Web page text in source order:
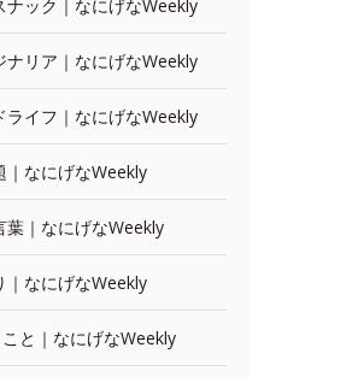
ナック｜なにげなWeekly
ナリア｜なにげなWeekly
ライフ｜なにげなWeekly
｜なにげなWeekly
葉｜なにげなWeekly
｜なにげなWeekly
と｜なにげなWeekly